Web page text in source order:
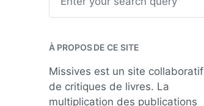
h
À PROPOS DE CE SITE
Missives est un site collaboratif
de critiques de livres. La
multiplication des publications